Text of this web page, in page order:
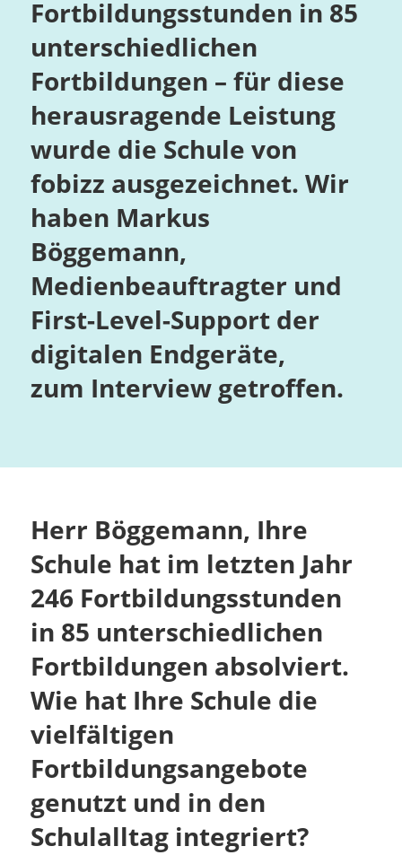
Fortbildungsstunden in 85
unterschiedlichen
Fortbildungen – für diese
herausragende Leistung
wurde die Schule von
fobizz ausgezeichnet. Wir
haben Markus
Böggemann,
Medienbeauftragter und
First-Level-Support der
digitalen Endgeräte,
zum Interview getroffen.
Herr Böggemann, Ihre
Schule hat im letzten Jahr
246 Fortbildungsstunden
in 85 unterschiedlichen
Fortbildungen absolviert.
Wie hat Ihre Schule die
vielfältigen
Fortbildungsangebote
genutzt und in den
Schulalltag integriert?